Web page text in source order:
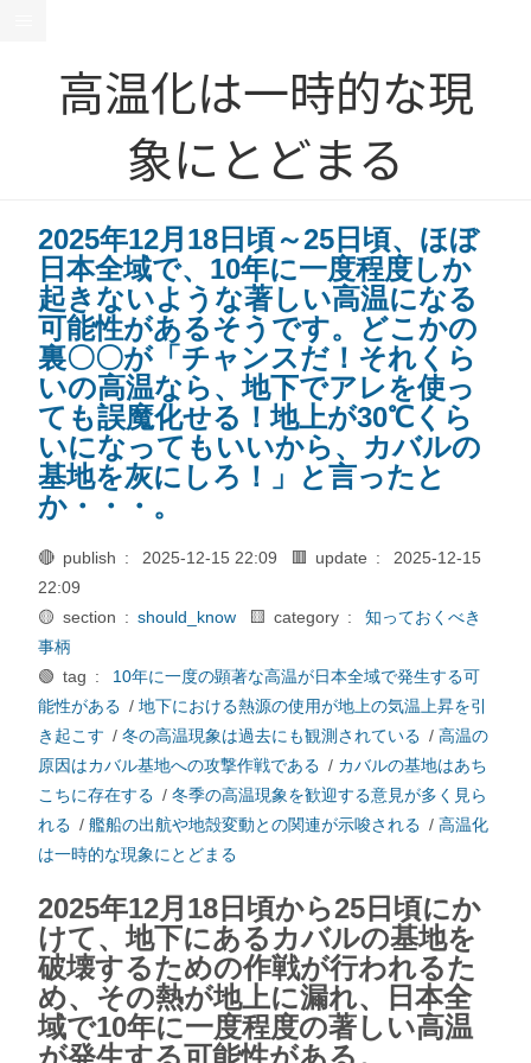
高温化は一時的な現
象にとどまる
2025年12月18日頃～25日頃、ほぼ
日本全域で、10年に一度程度しか
起きないような著しい高温になる
可能性があるそうです。どこかの
裏〇〇が「チャンスだ！それくら
いの高温なら、地下でアレを使っ
ても誤魔化せる！地上が30℃くら
いになってもいいから、カバルの
基地を灰にしろ！」と言ったと
か・・・。
🔴 publish : 2025-12-15 22:09 🟥 update :
2025-12-15
22:09
🟡 section : should_know 🟨 category :
知っておくべき
事柄
🟢 tag :
10年に一度の顕著な高温が日本全域で発生する可
能性がある / 地下における熱源の使用が地上の気温上昇を引
き起こす / 冬の高温現象は過去にも観測されている / 高温の
原因はカバル基地への攻撃作戦である / カバルの基地はあち
こちに存在する / 冬季の高温現象を歓迎する意見が多く見ら
れる / 艦船の出航や地殻変動との関連が示唆される / 高温化
は一時的な現象にとどまる
2025年12月18日頃から25日頃にか
けて、地下にあるカバルの基地を
破壊するための作戦が行われるた
め、その熱が地上に漏れ、日本全
域で10年に一度程度の著しい高温